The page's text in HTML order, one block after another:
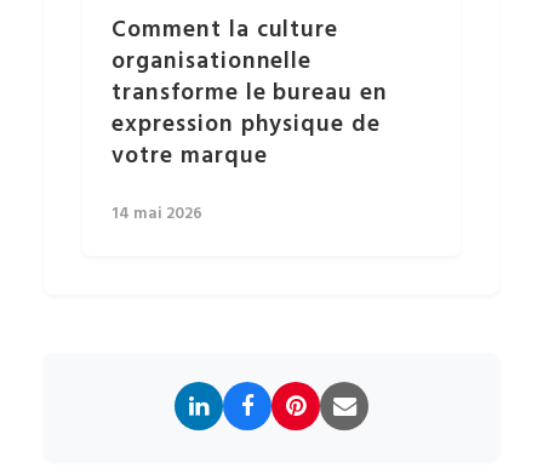
Comment la culture
organisationnelle
transforme le bureau en
expression physique de
votre marque
14 mai 2026